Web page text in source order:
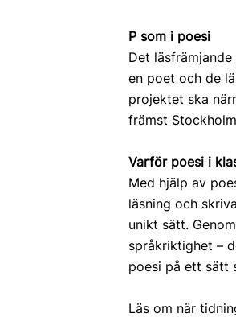
P som i poesi
Det
en poet och de
projektet ska
främst
Varför poesi i
Med hjälp av
läsning och
unikt sätt.
språkriktighet –
poesi på ett sätt
Läs om när